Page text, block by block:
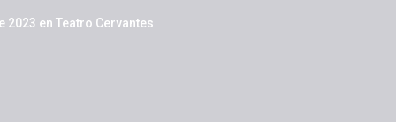
2023 en Teatro Cervantes